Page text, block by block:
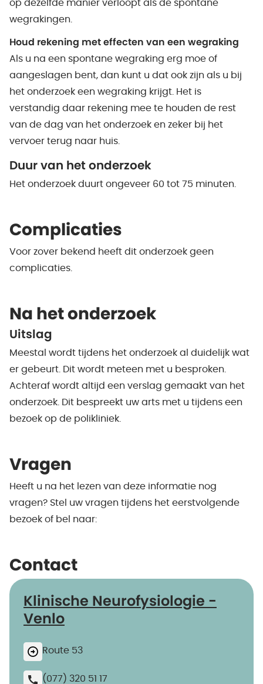
op dezelfde manier verloopt als de spontane
wegrakingen.
Houd rekening met effecten van een wegraking
Als u na een spontane wegraking erg moe of
aangeslagen bent, dan kunt u dat ook zijn als u bij
het onderzoek een wegraking krijgt. Het is
verstandig daar rekening mee te houden de rest
van de dag van het onderzoek en zeker bij het
vervoer terug naar huis.
Duur van het onderzoek
Het onderzoek duurt ongeveer 60 tot 75 minuten.
Complicaties
Voor zover bekend heeft dit onderzoek geen
complicaties.
Na het onderzoek
Uitslag
Meestal wordt tijdens het onderzoek al duidelijk wat
er gebeurt. Dit wordt meteen met u besproken.
Achteraf wordt altijd een verslag gemaakt van het
onderzoek. Dit bespreekt uw arts met u tijdens een
bezoek op de polikliniek.
Vragen
Heeft u na het lezen van deze informatie nog
vragen? Stel uw vragen tijdens het eerstvolgende
bezoek of bel naar:
Contact
Klinische Neurofysiologie -
Venlo
Route 53
(077) 320 51 17